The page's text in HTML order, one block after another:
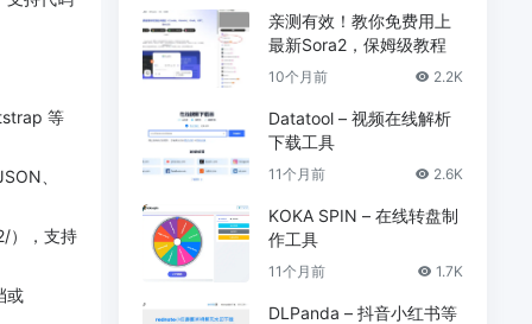
等
、
），支持
或
亲测有效！教你免费用上
最新Sora2，保姆级教程
10个月前 2.2K
Datatool – 视频在线解析
下载工具
11个月前 2.6K
KOKA SPIN – 在线转盘制
作工具
11个月前 1.7K
DLPanda – 抖音小红书等